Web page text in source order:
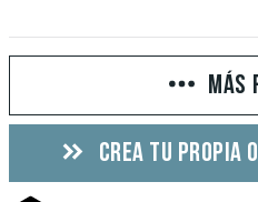
MÁS
CREA TU PROPIA